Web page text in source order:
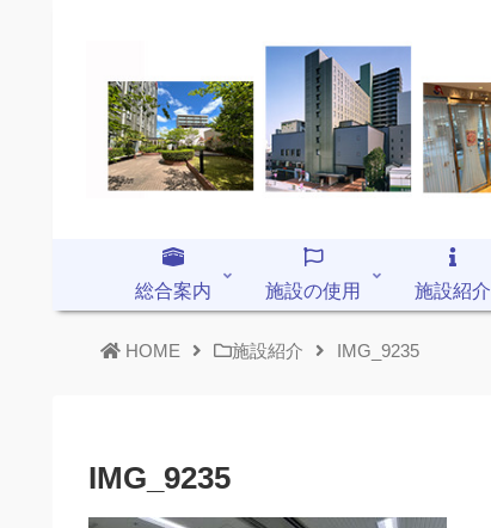
総合案内 施設の使用 施設紹介
HOME 施設紹介 IMG_9235
IMG_9235